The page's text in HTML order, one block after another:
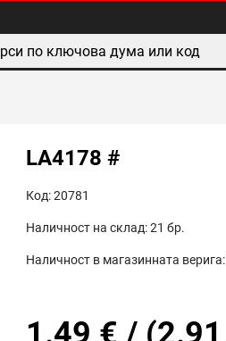
LA4178 #
Код:20781
Наличност на склад:21 бр.
Наличност в магазинната верига: